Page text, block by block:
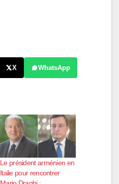
X WhatsApp
Le président arménien en
Italie pour rencontrer